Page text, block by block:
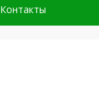
Контакты